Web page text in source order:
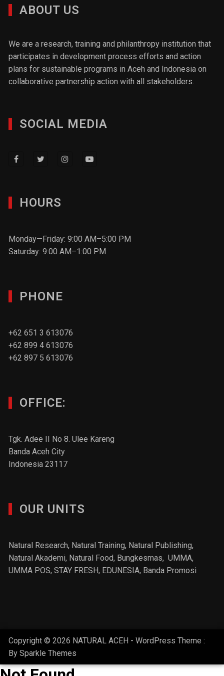
ABOUT US
We are a research, training and philanthropy institution that
participates in development process efforts and action
plans for sustainable programs in Aceh and Indonesia on
collaborative partnership action with all stakeholders.
SOCIAL MEDIA
HOURS
Monday—Friday: 9:00 AM–5:00 PM
Saturday: 9:00 AM–1:00 PM
PHONE
+62 651 3 613076
+62 899 4 613076
+62 897 5 613076
OFFICE:
Tgk. Adee II No 8. Ulee Kareng
Banda Aceh City
Indonesia 23117
OUR UNITS
Natural Research, Natural Training, Natural Publishing,
Natural Akademi, Natural Food, Bungkesmas,UMMA,
UMMA POS,STAY FRESH, EDUNESIA, Banda Promosi
Copyright © 2026 NATURAL ACEH - WordPress Theme :
BySparkle Themes